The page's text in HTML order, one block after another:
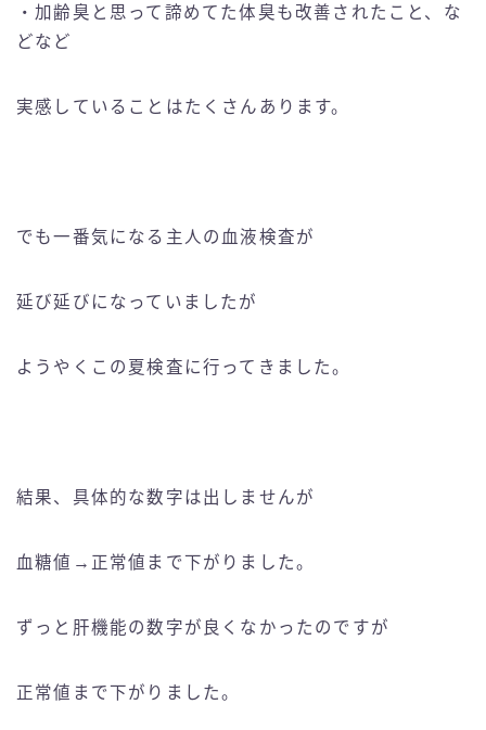
・加齢臭と思って諦めてた体臭も改善されたこと、な
どなど
実感していることはたくさんあります。
でも一番気になる主人の血液検査が
延び延びになっていましたが
ようやくこの夏検査に行ってきました。
結果、具体的な数字は出しませんが
血糖値→正常値まで下がりました。
ずっと肝機能の数字が良くなかったのですが
正常値まで下がりました。